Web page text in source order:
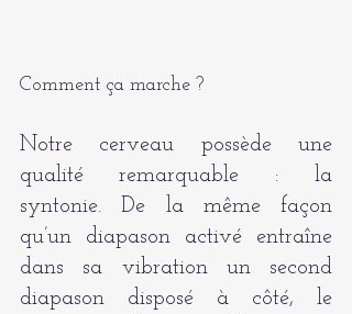
Comment ça marche ?
Notre cerveau possède une
qualité remarquable : la
syntonie. De la même façon
qu’un diapason activé entraîne
dans sa vibration un second
diapason disposé à côté, le